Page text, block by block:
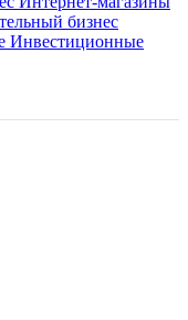
бизнес
Инвестиционные